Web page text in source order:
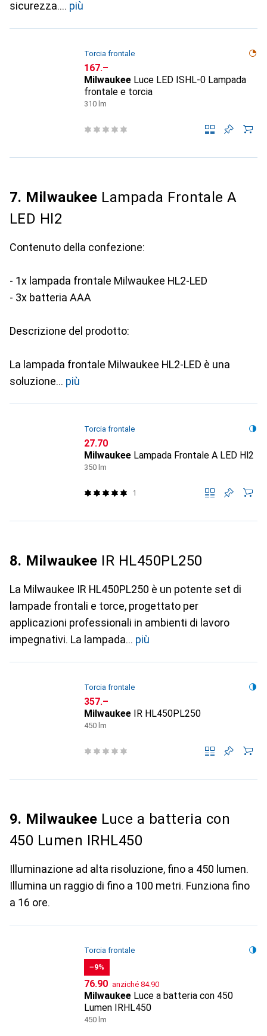
sicurezza.
più
Torcia frontale
CHF
167.–
Milwaukee Luce LED ISHL-0 Lampada
frontale e torcia
310 lm
7. Milwaukee Lampada Frontale A
LED Hl2
Contenuto della confezione:
- 1x lampada frontale Milwaukee HL2-LED
- 3x batteria AAA
Descrizione del prodotto:
La lampada frontale Milwaukee HL2-LED è una
soluzione
più
Torcia frontale
CHF
27.70
Milwaukee Lampada Frontale A LED Hl2
350 lm
1
8. Milwaukee IR HL450PL250
La Milwaukee IR HL450PL250 è un potente set di
lampade frontali e torce, progettato per
applicazioni professionali in ambienti di lavoro
impegnativi. La lampada
più
Torcia frontale
CHF
357.–
Milwaukee IR HL450PL250
450 lm
9. Milwaukee Luce a batteria con
450 Lumen IRHL450
Illuminazione ad alta risoluzione, fino a 450 lumen.
Illumina un raggio di fino a 100 metri. Funziona fino
a 16 ore.
Torcia frontale
−9%
CHF
76.90 anziché CHF
84.90
Milwaukee Luce a batteria con 450
Lumen IRHL450
450 lm